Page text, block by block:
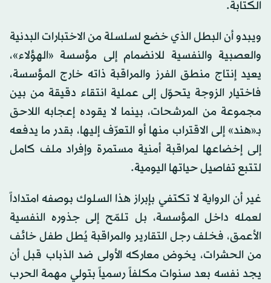
الكتابة.
ويبدو أن البطل الذي خضع لسلسلة من الاختبارات البدنية
والعصبية والنفسية للانضمام إلى مؤسسة «الهؤلاء»،
يعيد إنتاج منطق الفرز والمراقبة ذاته خارج المؤسسة،
فاختيار الزوجة يتحوّل إلى عملية انتقاء دقيقة من بين
مجموعة من المرشحات، بينما لا يقوده إعجابه اللاحق
بـ«هند» إلى الاقتراب منها أو التعرّف إليها، بقدر ما يدفعه
إلى إخضاعها لمراقبة أمنية مستمرة وإفراد ملف كامل
لتتبع تفاصيل حياتها اليومية.
غير أن الرواية لا تكتفي بإبراز هذا السلوك بوصفه امتداداً
لعمله داخل المؤسسة، بل تلمّح إلى جذوره النفسية
الأعمق، فخلف رجل التقارير والمراقبة يُطل طفل خائف
من الحشرات، يخوض معاركه الأولى ضد الذباب قبل أن
يجد نفسه بعد سنوات مكلفاً رسمياً بتولي مهمة الحرب